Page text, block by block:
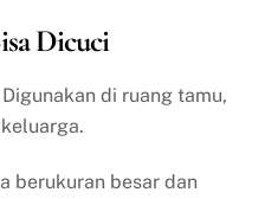
Dicuci
Digunakan di ruang tamu,
berukuran besar dan